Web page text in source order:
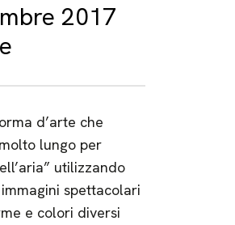
2017
d’arte che
lungo per
utilizzando
spettacolari
e colori diversi